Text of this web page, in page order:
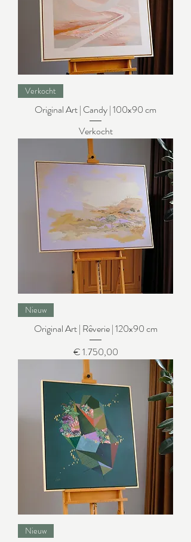
Verkocht
Original Art | Candy | 100x90 cm
Verkocht
Nieuw
Original Art | Rêverie | 120x90 cm
Prijs
€ 1.750,00
Nieuw